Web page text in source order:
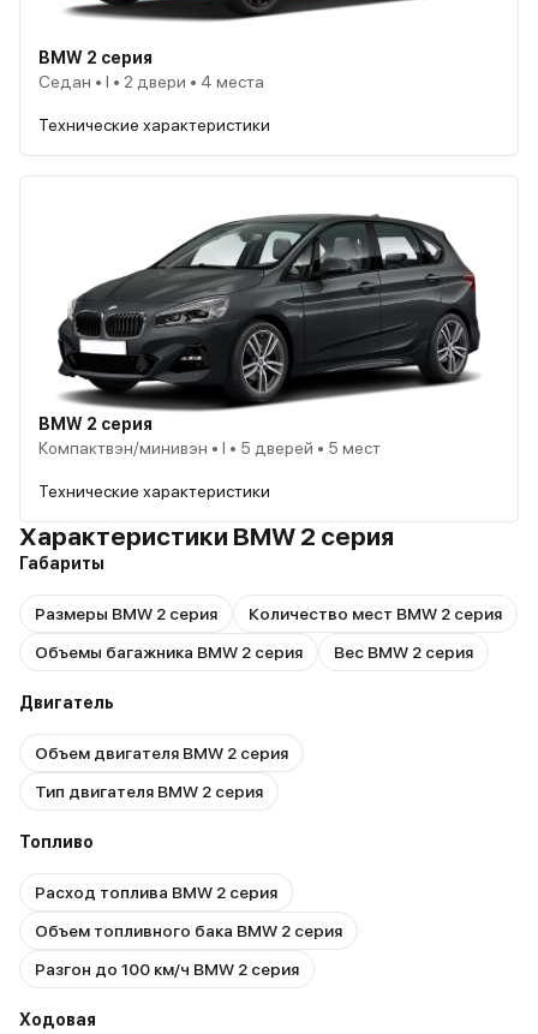
BMW 2 серия
Седан • I • 2 двери • 4 места
Технические характеристики
BMW 2 серия
Компактвэн/минивэн • I • 5 дверей • 5 мест
Технические характеристики
Характеристики BMW 2 серия
Габариты
Размеры BMW 2 серия
Количество мест BMW 2 серия
Объемы багажника BMW 2 серия
Вес BMW 2 серия
Двигатель
Объем двигателя BMW 2 серия
Тип двигателя BMW 2 серия
Топливо
Расход топлива BMW 2 серия
Объем топливного бака BMW 2 серия
Разгон до 100 км/ч BMW 2 серия
Ходовая